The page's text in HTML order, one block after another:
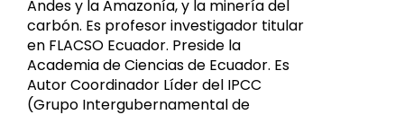
Andes y la Amazonía, y la minería del
carbón. Es profesor investigador titular
en FLACSO Ecuador. Preside la
Academia de Ciencias de Ecuador. Es
Autor Coordinador Líder del IPCC
(Grupo Intergubernamental de